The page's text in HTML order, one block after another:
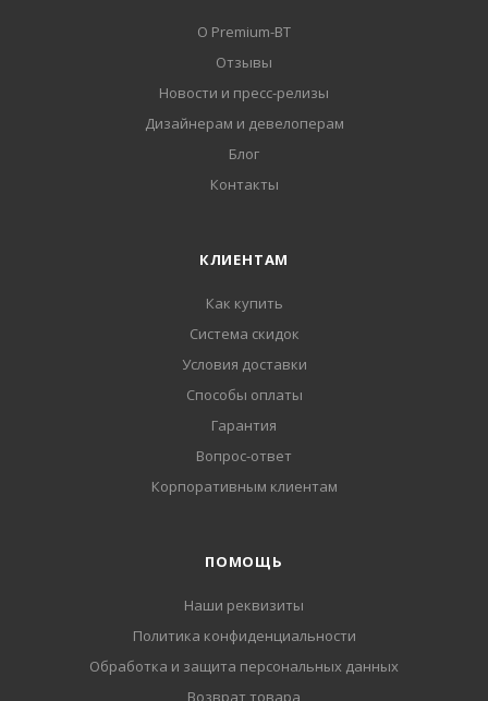
О Premium-BT
Отзывы
Новости и пресс-релизы
Дизайнерам и девелоперам
Блог
Контакты
КЛИЕНТАМ
Как купить
Система скидок
Условия доставки
Способы оплаты
Гарантия
Вопрос-ответ
Корпоративным клиентам
ПОМОЩЬ
Наши реквизиты
Политика конфиденциальности
Обработка и защита персональных данных
Возврат товара